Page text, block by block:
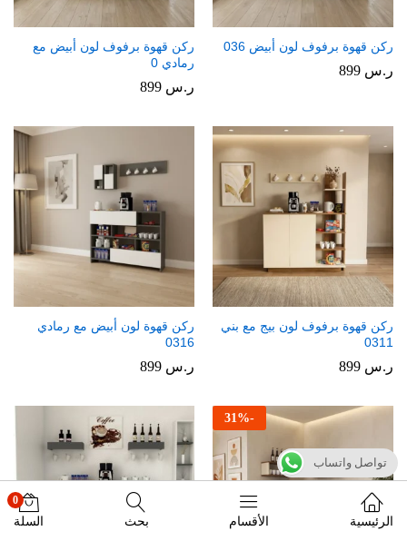
ركن قهوة برفوف لون أبيض 036
ر.س
ركن قهوة برفوف لون أبيض مع
رمادي 0
ر.س
ركن قهوة برفوف لون بيج مع بني
0311
ر.س
ركن قهوة لون أبيض مع رمادي
0316
ر.س
-
31 %
الرئيسية الأقسام بحث
0
السلة
تواصل واتساب